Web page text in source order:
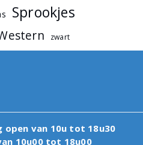
Sprookjes
zwart
van 10u tot 18u30
10u00 tot 18u00